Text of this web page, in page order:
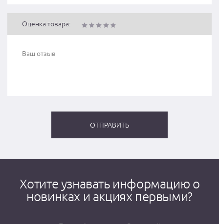
Оценка товара:
Хотите узнавать информацию о
новинках и акциях первыми?